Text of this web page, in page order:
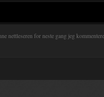
nettleseren for neste gang jeg